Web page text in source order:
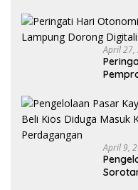
April 27,
April 9,